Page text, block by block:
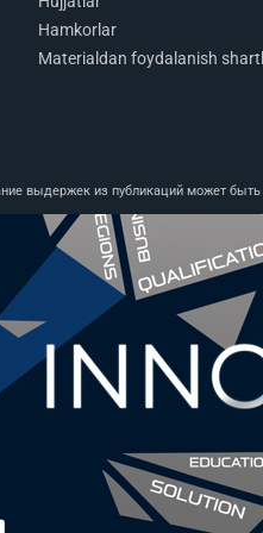
Hamkorlar
Materialdan foydalanish
выдержек из публикаций может